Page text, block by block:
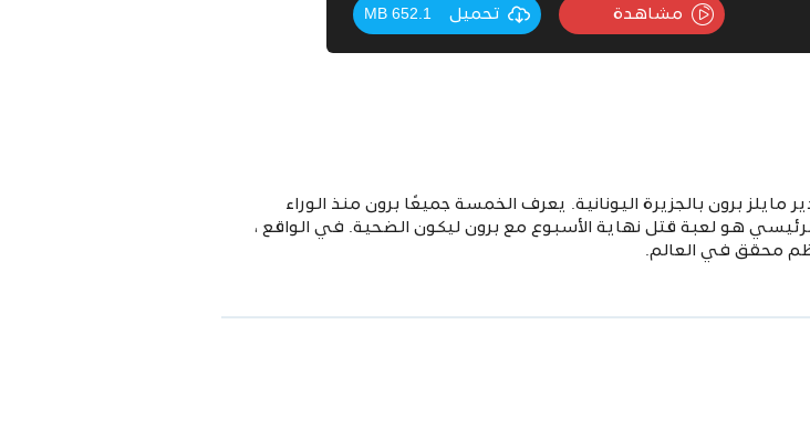
مشاهدة تحميل 652.1 MB
برون بالجزيرة اليونانية. يعرف الخمسة جميعًا برون منذ الوراء
هو لعبة قتل نهاية الأسبوع مع برون ليكون الضحية. في الواقع ،